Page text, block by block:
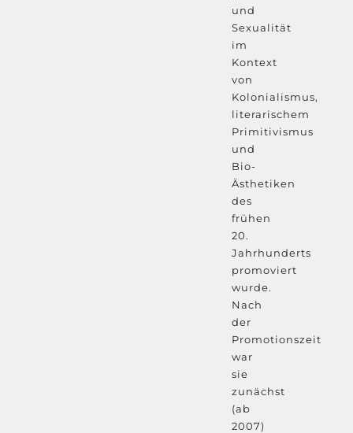
und
Sexualität
im
Kontext
von
Kolonialismus,
literarischem
Primitivismus
und
Bio-
Ästhetiken
des
frühen
20.
Jahrhunderts
promoviert
wurde.
Nach
der
Promotionszeit
war
sie
zunächst
(ab
2007)